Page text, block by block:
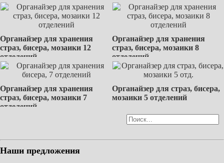
Органайзер для хранения
страз, бисера, мозаики 12
отделений
Органайзер для хранения
страз, бисера, мозаики 8
отделений
Органайзер для хранения
страз, бисера, мозаики 7
отделений
Органайзер для страз, бисера,
мозаики 5 отделений
Наши предложения